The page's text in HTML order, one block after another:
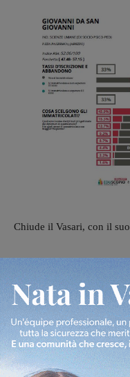
Chiude il Vasari, con il